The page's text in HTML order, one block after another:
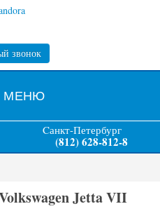
звонок
МЕНЮ
Cанкт-Петербург
(812) 628-812-8
Jetta VII